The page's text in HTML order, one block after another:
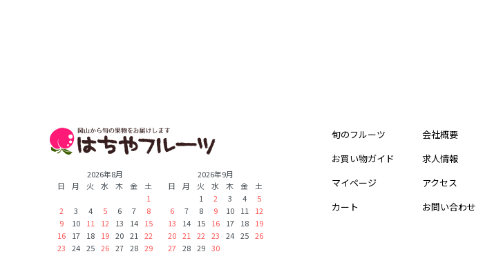
2026年8月
日
月 火 水 木 金
土
1
2
3 4 5 6 7
8
9
10 11 12 13 14
15
16
17 18 19 20 21 22
23
24 25 26 27 28 29
2026年9月
日
月 火 水 木 金
土
1
2 3 4
5
6
7 8 9 10 11
12
13
14 15 16 17 18
19
20 21 22 23 24 25 26
27 28 29 30
旬のフルーツ
お買い物ガイド
マイページ
カート
会社概要
求人情報
アクセス
お問い合わせ